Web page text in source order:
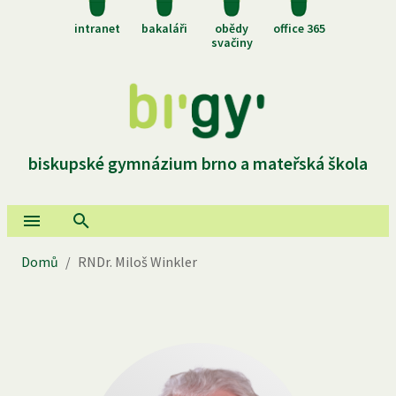
intranet bakaláři
obědy
svačiny
office 365
biskupské gymnázium brno a mateřská škola
Domů / RNDr. Miloš Winkler